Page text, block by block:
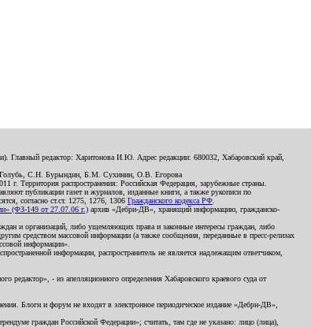
Главный редактор: Харитонова И.Ю. Адрес редакции: 680032, Хабаровский край,
С.Н. Бурындин, Б.М. Сухинин, О.В. Егорова
Территория распространения: Российская Федерация, зарубежные страны.
публикации газет и журналов, изданные книги, а также рукописи по
согласно ст.ст. 1275, 1276, 1306 Гражданского кодекса РФ
(ФЗ-149 от 27.07.06 г.) архив «Дебри-ДВ», хранящий информацию, гражданско-
и организаций, либо ущемляющих права и законные интересы граждан, либо
средством массовой информации (а также сообщения, переданные в пресс-релизах
информации».
информации, распространитель не является надлежащим ответчиком,
- из апелляционного определения Хабаровского краевого суда от
Блоги и форум не входят в электронное периодическое издание «Дебри-ДВ»,
граждан Российской Федерации»; считать, там где не указано: лицо (лица),